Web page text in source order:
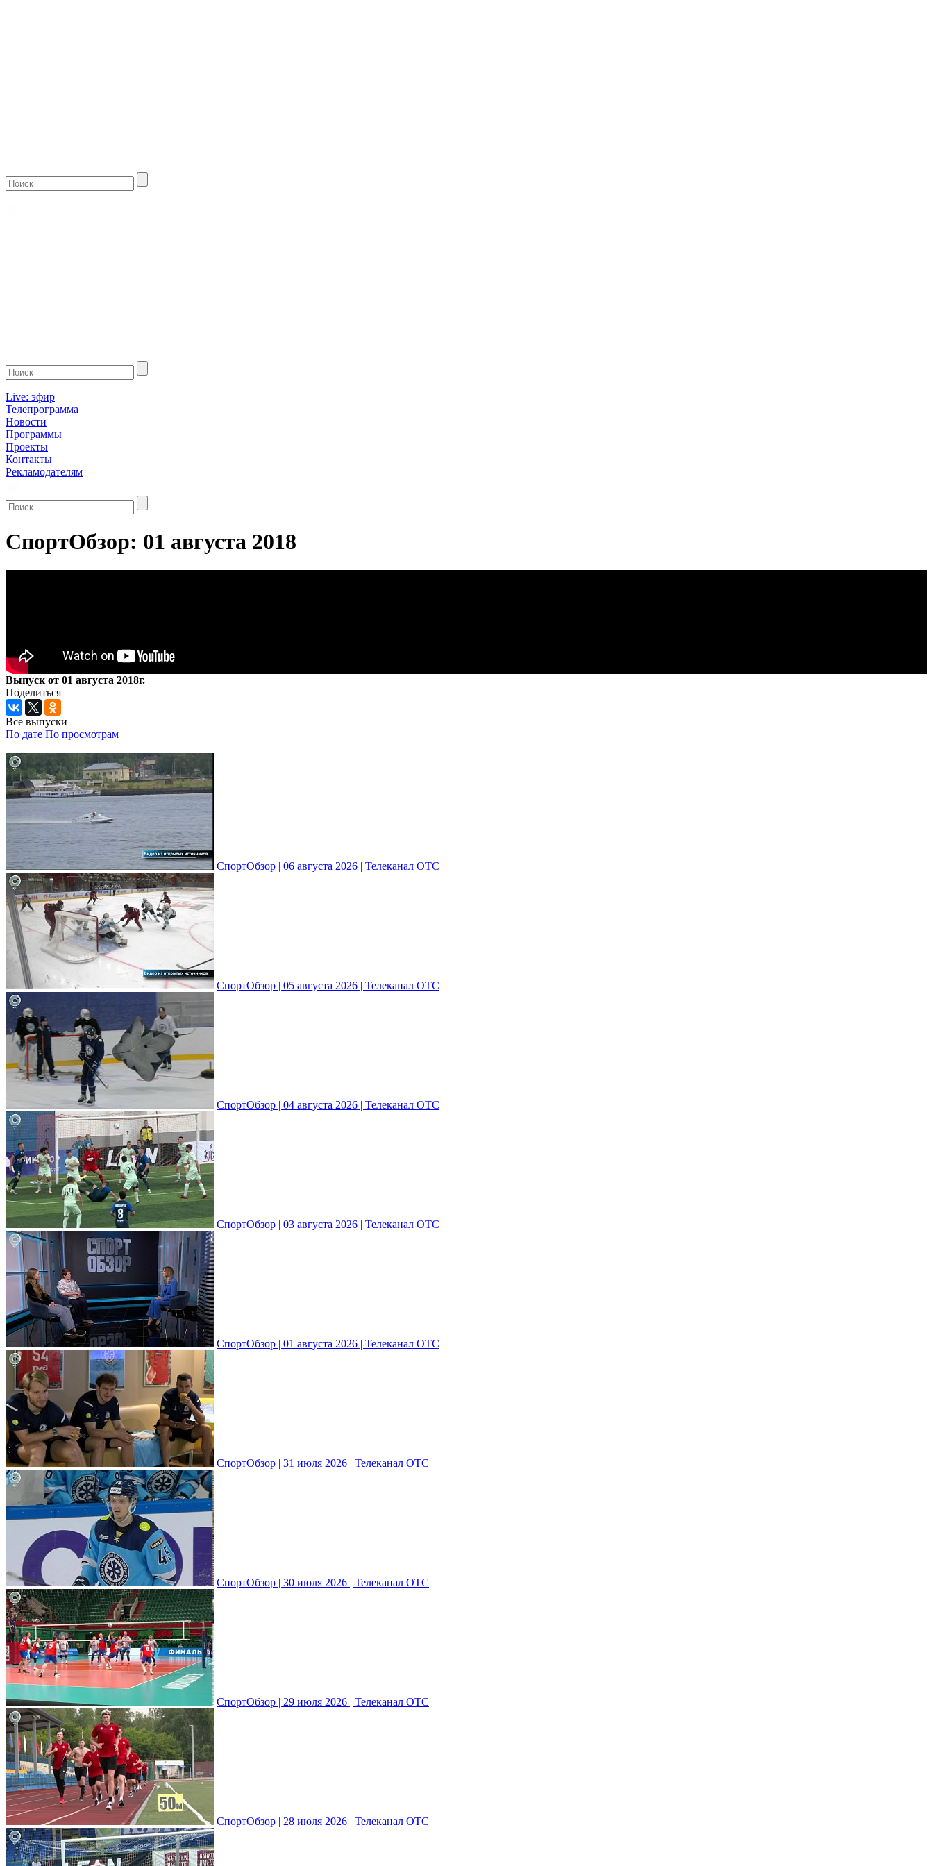
Live: эфир
Телепрограмма
Новости
Программы
Проекты
Контакты
Рекламодателям
СпортОбзор: 01 августа 2018
Выпуск от 01 августа 2018г.
Поделиться
Все выпуски
По дате По просмотрам
СпортОбзор | 06 августа 2026 | Телеканал ОТС
СпортОбзор | 05 августа 2026 | Телеканал ОТС
СпортОбзор | 04 августа 2026 | Телеканал ОТС
СпортОбзор | 03 августа 2026 | Телеканал ОТС
СпортОбзор | 01 августа 2026 | Телеканал ОТС
СпортОбзор | 31 июля 2026 | Телеканал ОТС
СпортОбзор | 30 июля 2026 | Телеканал ОТС
СпортОбзор | 29 июля 2026 | Телеканал ОТС
СпортОбзор | 28 июля 2026 | Телеканал ОТС